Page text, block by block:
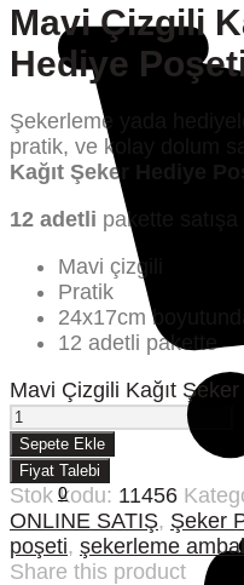
0
Mavi Çizgili
Hediye
Şekerleme yada
pratik, ve kolay dolum
Kağıt Şeker Hediye
12 adetli pakette satışa
Mavi çizgili
Pratik
24x17cm boyutunda
12 adetli pakette
Mavi Çizgili Kağıt
Sepete Ekle
Fiyat Talebi
Stok kodu: 11456
ONLINE SATIŞ, Şeker
poşeti, şekerleme
Share this product